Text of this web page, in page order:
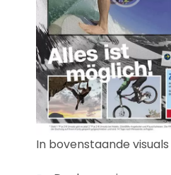
In bovenstaande